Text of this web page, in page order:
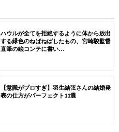
ハウルが全てを拒絶するように体から放出
する緑色のねばねばしたもの、宮崎駿監督
直筆の絵コンテに書い...
【意識がプロすぎ】羽生結弦さんの結婚発
表の仕方がパーフェクト11選